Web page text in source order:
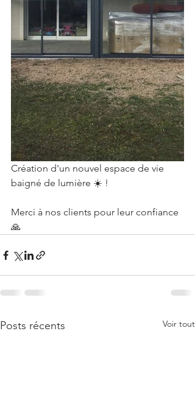
Création d'un nouvel espace de vie
baigné de lumière ☀️ !
Merci à nos clients pour leur confiance
🙏
Posts récents Voir tout